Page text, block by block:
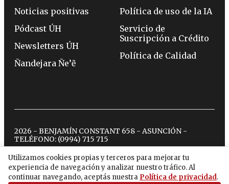
Utilizamos cookies propias y terceros para mejorar tu
experiencia de navegación y analizar nuestro tráfico. Al
continuar navegando, aceptás nuestra Política de privacidad.
Noticias positivas
Pódcast ÚH
Newsletters ÚH
Ñandejara Ñe’ẽ
Política de uso de la IA
Servicio de
Suscripción a Crédito
Política de Calidad
2026 - BENJAMÍN CONSTANT 658 - ASUNCIÓN -
TELÉFONO: (0994) 715 715
twitterinstagram
facebook
tiktokyoutubespotify